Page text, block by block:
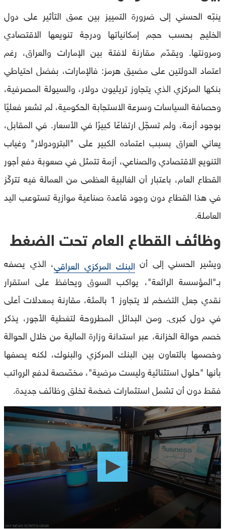
ينبّه الحسني إلى ضرورة التمييز بين عمق التأثير على دول
الخليج بحسب حجم إمكانياتها ودرجة تنويعها الاقتصادي
ومرونتها. ويقدّم مقارنة لافتة بين الإمارات والعراق، رغم
اعتماد الدولتين على مضيق هرمز: فالإمارات، بفضل احتياطي
بنكها المركزي الذي يتجاوز تريليون دولار، والسيولة المصرفية،
وحصافة السياسات وسرعة الاستجابة الحكومية، لم تشعر فعليًا
بوجود أزمة، ولم تسجّل ارتفاعًا كبيرًا في الأسعار. في المقابل،
يعاني العراق بسبب اعتماده الكبير على "البترودولار" وغياب
التنويع الاقتصادي والصناعي، أزمة تتمثل في صعوبة دفع أجور
القطاع العام، باعتبار أن الغالبية العظمى من العمالة فيه تتركّز
في هذا القطاع دون وجود قاعدة صناعية موازية تستوعب اليد
العاملة.
وظائف القطاع العام تحت الضغط
ويشير الحسني إلى أن البنك المركزي العراقي، الذي يصفه
بـ"المؤسسة الرائعة"، يواكب السوق ويحافظ على استقرار
نقدي جعل التضخم لا يتجاوز 1 بالمئة، مقارنة بمعدلات أعلى
في دول كبرى. ومن البدائل المطروحة لتغطية الأجور، يذكر
خصم حوالة الخزانة، عبر استدانة وزارة المالية من خلال الحوالة
وخصمها بالتعاون بين البنك المركزي والبنوك، لكنه يصفها
بأنها "حلول استثنائية وليست مرضية"، مخصّصة لدفع الرواتب
فقط دون أن تشمل استثمارات ضخمة تخلق وظائف جديدة.
0
seconds
0
seconds